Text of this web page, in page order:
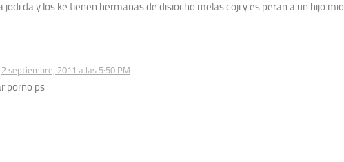
jodi da y los ke tienen hermanas de disiocho melas coji y es peran a un hijo mio
2 septiembre, 2011 a las 5:50 PM
porno ps